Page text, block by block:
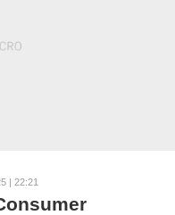
| 22:21